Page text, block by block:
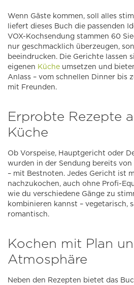
Wenn Gäste kommen, soll alles
liefert dieses Buch die passenden
VOX-Kochsendung stammen 60
nur geschmacklich überzeugen,
beeindrucken. Die Gerichte lassen
eigenen Küche umsetzen und
Anlass – vom schnellen Dinner bis
mit Freunden.
Erprobte Rezepte
Küche
Ob Vorspeise, Hauptgericht oder
wurden in der Sendung bereits
– mit Bestnoten. Jedes Gericht ist
nachzukochen, auch ohne Profi-
wie du verschiedene Gänge zu
kombinieren kannst – vegetarisch,
romantisch.
Kochen mit Plan
Atmosphäre
Neben den Rezepten bietet das